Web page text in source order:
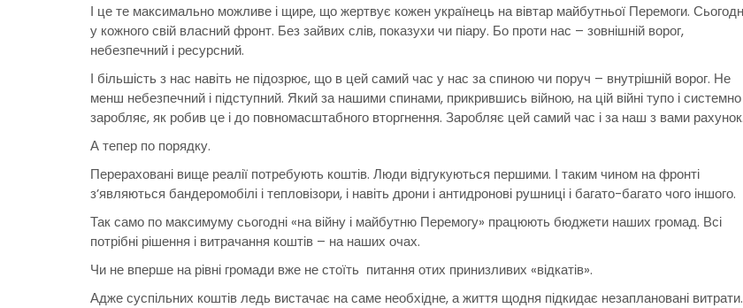
І це те максимально можливе і щире, що жертвує кожен українець на вівтар майбутньої Перемоги.
у кожного свій власний фронт. Без зайвих слів, показухи чи піару. Бо проти нас – зовнішній ворог,
небезпечний і ресурсний.
І більшість з нас навіть не підозрює, що в цей самий час у нас за спиною чи поруч – внутрішній ворог. Не
менш небезпечний і підступний. Який за нашими спинами, прикрившись війною, на цій війні тупо і системно
заробляє, як робив це і до повномасштабного вторгнення. Заробляє цей самий час і за наш з вами рахунок.
А тепер по порядку.
Перераховані вище реалії потребують коштів. Люди відгукуються першими. І таким чином на фронті
з’являються бандеромобілі і тепловізори, і навіть дрони і антидронові рушниці і багато-багато чого іншого.
Так само по максимуму сьогодні «на війну і майбутню Перемогу» працюють бюджети наших громад. Всі
потрібні рішення і витрачання коштів – на наших очах.
Чи не вперше на рівні громади вже не стоїть питання отих принизливих «відкатів».
Адже суспільних коштів ледь вистачає на саме необхідне, а життя щодня підкидає незаплановані витрати.